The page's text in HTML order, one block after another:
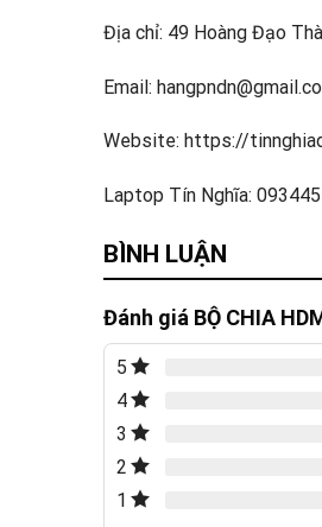
Địa chỉ: 49 Hoàng Đạo
Email:
Website: https://
Laptop Tín Nghĩa:
BÌNH LUẬN
Đánh giá BỘ CHIA
5
4
3
2
1